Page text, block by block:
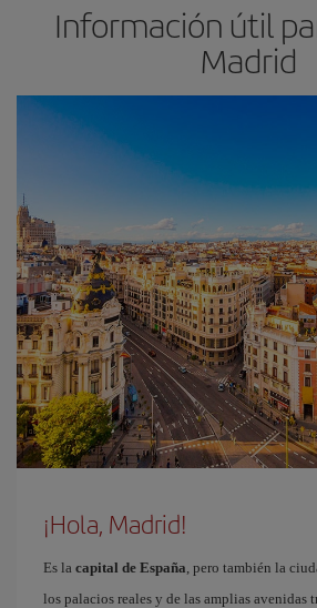
Información útil
Madrid
¡Hola, Madrid!
Es la capital de España, pero también la
los palacios reales y de las amplias avenidas